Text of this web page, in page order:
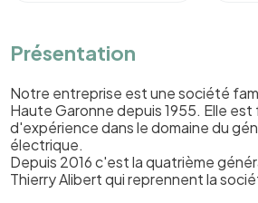
Présentation
Notre entreprise est une société
Haute Garonne depuis 1955. Elle
d'expérience dans le domaine du
électrique.
Depuis 2016 c'est la quatrième
Thierry Alibert qui reprennent la